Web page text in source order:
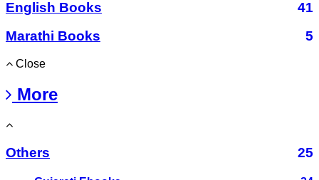
English Books
41
Marathi Books
5
Close
More
Others 25